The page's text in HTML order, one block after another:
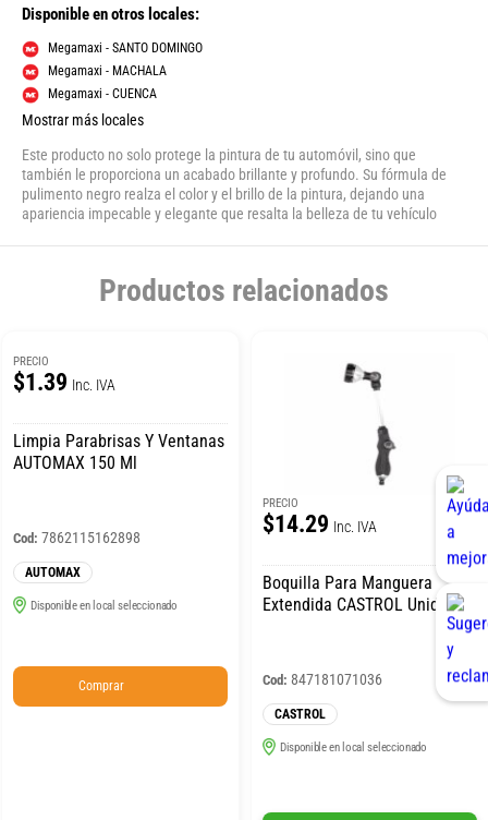
Disponible en otros locales:
Megamaxi - SANTO DOMINGO
Megamaxi - MACHALA
Megamaxi - CUENCA
Mostrar más locales
Este producto no solo protege la pintura de tu automóvil, sino que
también le proporciona un acabado brillante y profundo. Su fórmula de
pulimento negro realza el color y el brillo de la pintura, dejando una
apariencia impecable y elegante que resalta la belleza de tu vehículo
Productos relacionados
PRECIO
$1.39 Inc. IVA
Limpia Parabrisas Y Ventanas
AUTOMAX 150 Ml
Cod: 7862115162898
AUTOMAX
Disponible en local seleccionado
Comprar
PRECIO
$14.29 Inc. IVA
Boquilla Para Manguera
Extendida CASTROL Unidad
Cod: 847181071036
CASTROL
Disponible en local seleccionado